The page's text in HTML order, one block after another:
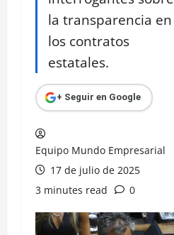
la transparencia en
los contratos
estatales.
+ Seguir en Google
Equipo Mundo Empresarial
17 de julio de 2025
3 minutes read
0